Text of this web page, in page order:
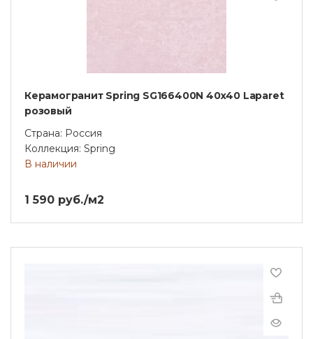
Керамогранит Spring SG166400N 40х40 Laparet
розовый
Страна: Россия
Коллекция: Spring
В наличии
1 590 руб./м2